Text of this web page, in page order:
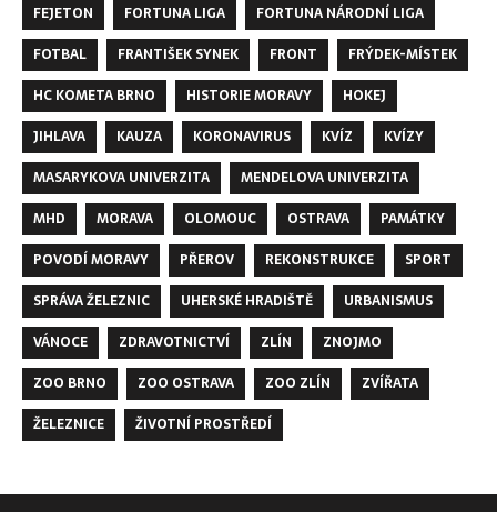
FEJETON
FORTUNA LIGA
FORTUNA NÁRODNÍ LIGA
FOTBAL
FRANTIŠEK SYNEK FRONT
FRÝDEK-MÍSTEK
HC KOMETA BRNO
HISTORIE MORAVY
HOKEJ
JIHLAVA
KAUZA KORONAVIRUS KVÍZ
KVÍZY
MASARYKOVA UNIVERZITA
MENDELOVA UNIVERZITA
MHD
MORAVA OLOMOUC OSTRAVA
PAMÁTKY
POVODÍ MORAVY
PŘEROV REKONSTRUKCE
SPORT
SPRÁVA ŽELEZNIC
UHERSKÉ HRADIŠTĚ
URBANISMUS
VÁNOCE
ZDRAVOTNICTVÍ ZLÍN
ZNOJMO
ZOO BRNO
ZOO OSTRAVA ZOO ZLÍN
ZVÍŘATA
ŽELEZNICE
ŽIVOTNÍ PROSTŘEDÍ